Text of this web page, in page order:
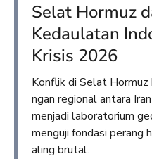
Selat Hormuz
Kedaulatan
Krisis 2026
Konflik di Selat
ngan regional antara
menjadi laboratorium
menguji fondasi perang
aling brutal.